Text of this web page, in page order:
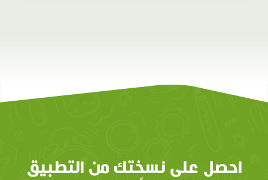
احصل على نسختك من التطبيق